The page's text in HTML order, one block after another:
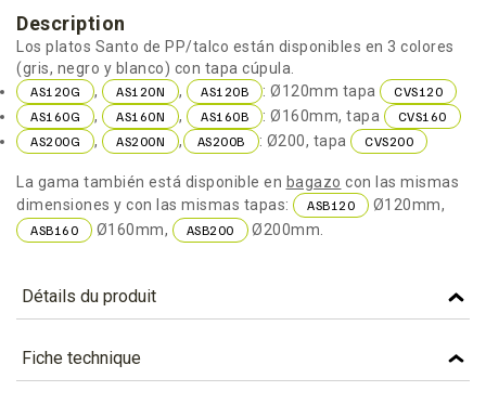
Description
Los platos Santo de PP/talco están disponibles en 3 colores
(gris, negro y blanco) con tapa cúpula.
AS120G , AS120N , AS120B : Ø120mm tapa
CVS120
AS160G
, AS160N , AS160B : Ø160mm, tapa
CVS160
AS200G
, AS200N , AS200B : Ø200, tapa CVS200
La gama también está disponible en bagazo con las mismas
dimensiones y con las mismas tapas:
ASB120 Ø120mm,
ASB160 Ø160mm, ASB200 Ø200mm.
Détails du produit
Référence AS160B
Caractéristiques
Fiche technique